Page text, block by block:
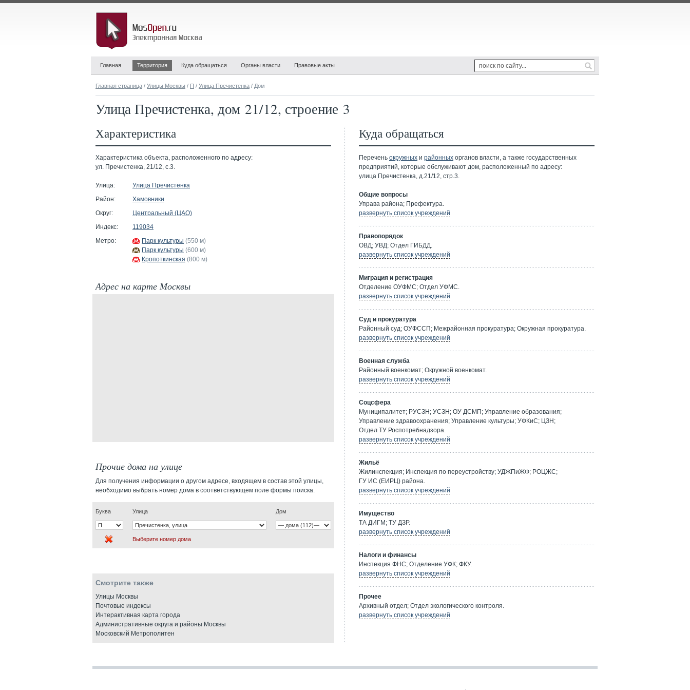
Главная Территория Куда обращаться Органы власти Правовые акты
Главная страница / Улицы Москвы / П / Улица Пречистенка / Дом
Улица Пречистенка, дом 21/12, строение 3
Характеристика
Характеристика объекта, расположенного по адресу:
ул. Пречистенка, 21/12, с.3.
Улица:
Улица Пречистенка
Район:
Хамовники
Округ:
Центральный (ЦАО)
Индекс:
119034
Метро:
Парк культуры (550 м)
Парк культуры (600 м)
Кропоткинская (800 м)
Адрес на карте Москвы
Прочие дома на улице
Для получения информации о другом адресе, входящем в состав этой улицы,
необходимо выбрать номер дома в соответствующем поле формы поиска.
Буква Улица Дом
Выберите номер дома
Смотрите также
Улицы Москвы
Почтовые индексы
Интерактивная карта города
Административные округа и районы Москвы
Московский Метрополитен
Куда обращаться
Перечень окружных и районных органов власти, а также государственных
предприятий, которые обслуживают дом, расположенный по адресу:
улица Пречистенка, д.21/12, стр.3.
Общие вопросы
Управа района; Префектура.
развернуть список учреждений
Правопорядок
ОВД; УВД; Отдел ГИБДД.
развернуть список учреждений
Миграция и регистрация
Отделение ОУФМС; Отдел УФМС.
развернуть список учреждений
Суд и прокуратура
Районный суд; ОУФССП; Межрайонная прокуратура; Окружная прокуратура.
развернуть список учреждений
Военная служба
Районный военкомат; Окружной военкомат.
развернуть список учреждений
Соцсфера
Муниципалитет; РУСЗН; УСЗН; ОУ ДСМП; Управление образования;
Управление здравоохранения; Управление культуры; УФКиС; ЦЗН;
Отдел ТУ Роспотребнадзора.
развернуть список учреждений
Жильё
Жилинспекция; Инспекция по переустройству; УДЖПиЖФ; РОЦЖС;
ГУ ИС (ЕИРЦ) района.
развернуть список учреждений
Имущество
ТА ДИГМ; ТУ ДЗР.
развернуть список учреждений
Налоги и финансы
Инспекция ФНС; Отделение УФК; ФКУ.
развернуть список учреждений
Прочее
Архивный отдел; Отдел экологического контроля.
развернуть список учреждений